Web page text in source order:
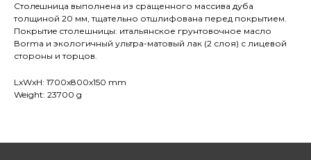
Cтолeшницa выполнена из сращенного массива дуба
толщиной 20 мм, тщательно отшлифована перед покрытием.
Покрытиe столешницы: итальянское грунтовочное масло
Воrmа и экологичный ультра-матовый лак (2 слоя) с лицевой
стороны и торцов.
LxWxH: 1700x800x150 mm
Weight: 23700 g